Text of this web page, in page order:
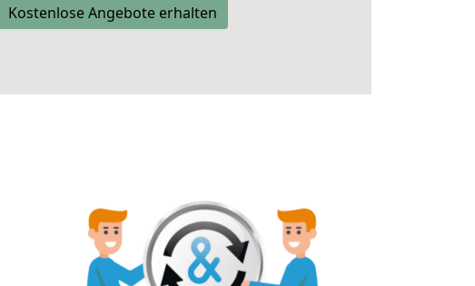
Kostenlose Angebote erhalten